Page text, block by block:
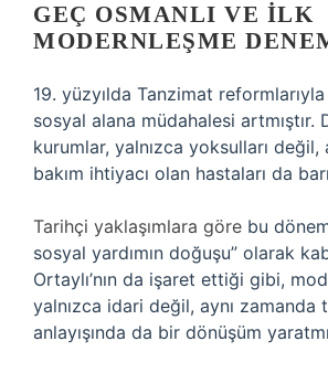
GEÇ OSMANLI VE İLK
MODERNLEŞME
19. yüzyılda Tanzimat
sosyal alana müdahalesi artmıştır.
kurumlar, yalnızca yoksulları değil,
bakım ihtiyacı olan hastaları da
Tarihçi yaklaşımlara göre bu
sosyal yardımın doğuşu” olarak
Ortaylı’nın da işaret ettiği gibi,
yalnızca idari değil, aynı zamanda
anlayışında da bir dönüşüm